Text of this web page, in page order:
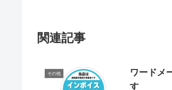
関連記事
その他
ワードメ
す